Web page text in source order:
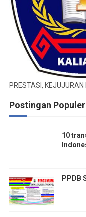
PRESTASI, KEJUJURAN
Postingan Populer
10
PPDB